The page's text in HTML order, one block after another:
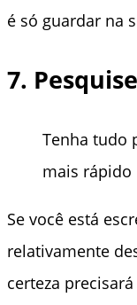
é só guardar na
7.
Tenha tudo
mais rápido
Se você está
relativamente
certeza